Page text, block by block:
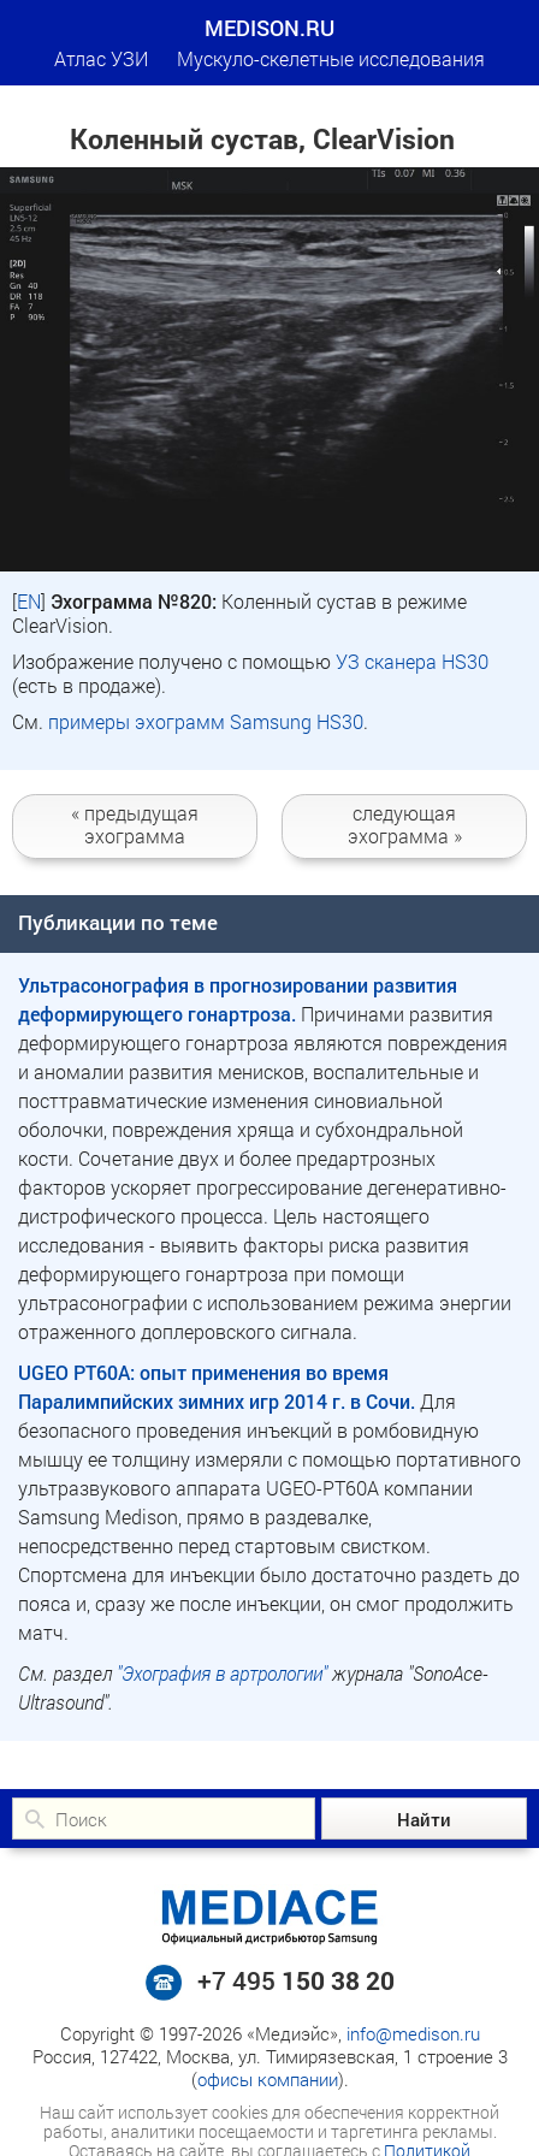
MEDISON.RU
Атлас УЗИ Мускуло-скелетные исследования
Коленный сустав, ClearVision
[EN] Эхограмма №820: Коленный сустав в режиме
ClearVision.
Изображение получено с помощьюУЗ сканера HS30
(есть в продаже).
См. примеры эхограмм Samsung HS30.
« предыдущая
эхограмма
следующая
эхограмма »
Публикации по теме
Ультрасонография в прогнозировании развития
деформирующего гонартроза. Причинами развития
деформирующего гонартроза являются повреждения
и аномалии развития менисков, воспалительные и
посттравматические изменения синовиальной
оболочки, повреждения хряща и субхондральной
кости. Сочетание двух и более предартрозных
факторов ускоряет прогрессирование дегенеративно-
дистрофического процесса. Цель настоящего
исследования - выявить факторы риска развития
деформирующего гонартроза при помощи
ультрасонографии с использованием режима энергии
отраженного доплеровского сигнала.
UGEO PT60A: опыт применения во время
Паралимпийских зимних игр 2014 г. в Сочи. Для
безопасного проведения инъекций в ромбовидную
мышцу ее толщину измеряли с помощью портативного
ультразвукового аппарата UGEO-PT60A компании
Samsung Medison, прямо в раздевалке,
непосредственно перед стартовым свистком.
Спортсмена для инъекции было достаточно раздеть до
пояса и, сразу же после инъекции, он смог продолжить
матч.
См. раздел"Эхография в артрологии"журнала "SonoAce-
Ultrasound".
+7 495 150 38 20
Copyright © 1997-2026 «Медиэйс», info@medison.ru
Россия, 127422, Москва, ул. Тимирязевская, 1 строение 3
(офисы компании).
Наш сайт использует cookies для обеспечения корректной
работы, аналитики посещаемости и таргетинга рекламы.
Оставаясь на сайте, вы соглашаетесь с Политикой